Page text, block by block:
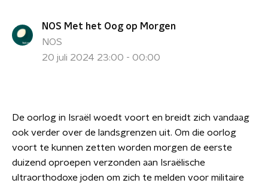
NOS Met het Oog op Morgen
NOS
20 juli 2024 23:00 - 00:00
De oorlog in Israël woedt voort en breidt zich vandaag
ook verder over de landsgrenzen uit. Om die oorlog
voort te kunnen zetten worden morgen de eerste
duizend oproepen verzonden aan Israëlische
ultraorthodoxe joden om zich te melden voor militaire